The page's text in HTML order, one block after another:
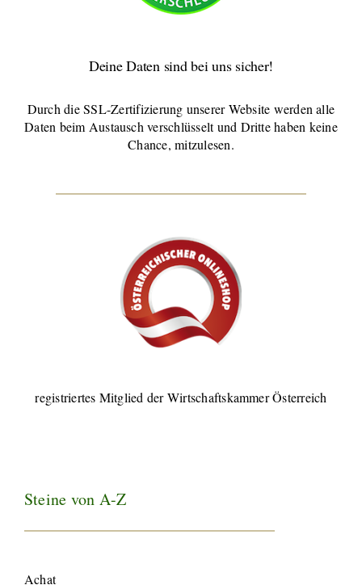
Deine Daten sind bei uns sicher!
Durch die SSL-Zertifizierung unserer Website werden alle
Daten beim Austausch verschlüsselt und Dritte haben keine
Chance, mitzulesen.
registriertes Mitglied der Wirtschaftskammer Österreich
Steine von A-Z
Achat